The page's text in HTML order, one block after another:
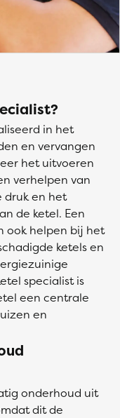
in het
en vervangen
het uitvoeren
verhelpen van
druk en het
de ketel. Een
ook helpen bij het
ketels en
specialist is
een centrale
en
onderhoud uit
dit de